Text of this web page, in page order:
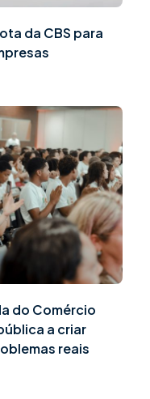
da CBS para
do Comércio
a criar
reais